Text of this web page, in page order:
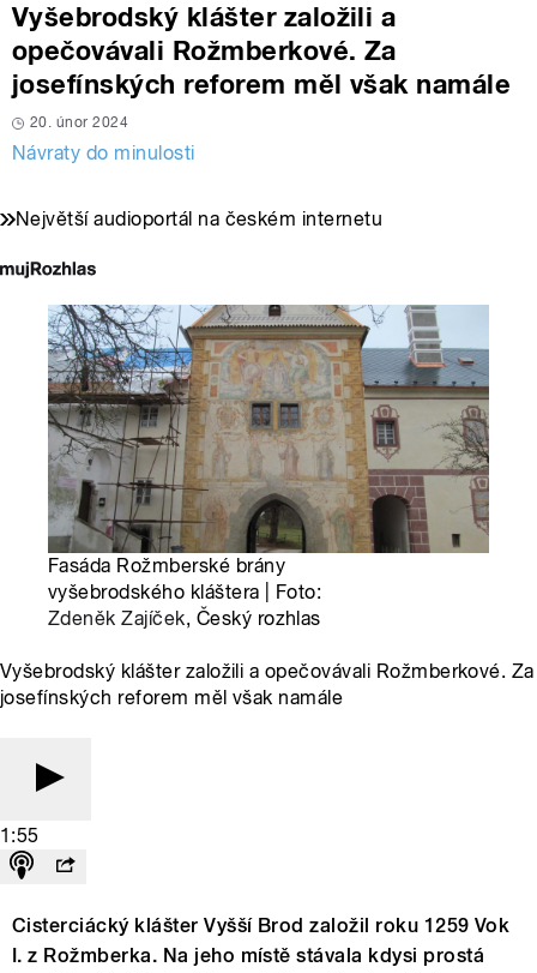
Vyšebrodský klášter založili a
opečovávali Rožmberkové. Za
josefínských reforem měl však namále
20. únor 2024
Návraty do minulosti
Největší audioportál na českém internetu
Fasáda Rožmberské brány
vyšebrodského kláštera | Foto:
Zdeněk Zajíček, Český rozhlas
Vyšebrodský klášter založili a opečovávali Rožmberkové. Za
josefínských reforem měl však namále
1:55
Cisterciácký klášter Vyšší Brod založil roku 1259 Vok
I. z Rožmberka. Na jeho místě stávala kdysi prostá